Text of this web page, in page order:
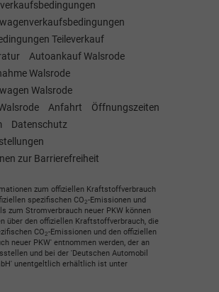
Teileverkauf
Autoankauf Walsrode
Walsrode
Walsrode
Anfahrt
Öffnungszeiten
Datenschutz
zur Barrierefreiheit
zum offiziellen Kraftstoffverbrauch
spezifischen CO2-Emissionen und
zum Stromverbrauch neuer PKW können
über den offiziellen Kraftstoffverbrauch, die
CO2-Emissionen und den offiziellen
neuer PKW' entnommen werden, der an
und bei der 'Deutschen Automobil
unentgeltlich erhältlich ist unter